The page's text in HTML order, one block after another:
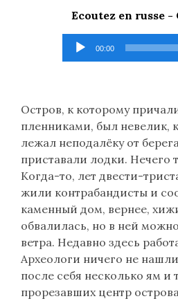
Ecoutez en russe -
Lecteur00:00
Остров, к которому
пленниками, был невелик,
лежал неподалёку от
приставали лодки. Нечего
Когда-то, лет двести-
жили контрабандисты и
каменный дом, вернее,
обвалилась, но в ней
ветра. Недавно здесь
Археологи ничего не
после себя несколько ям и
прорезавших центр